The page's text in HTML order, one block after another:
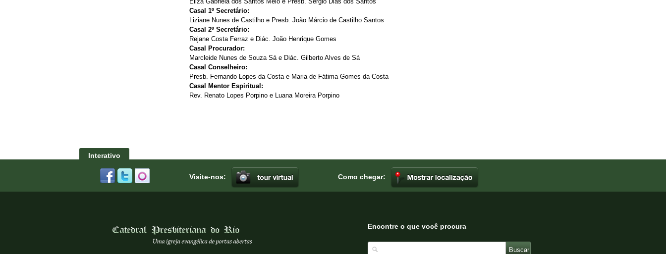
Casal 1º Secretário:
Liziane Nunes de Castilho e Presb. João Márcio de Castilho Santos
Casal 2º Secretário:
Rejane Costa Ferraz e Diác. João Henrique Gomes
Casal Procurador:
Marcleide Nunes de Souza Sá e Diác. Gilberto Alves de Sá
Casal Conselheiro:
Presb. Fernando Lopes da Costa e Maria de Fátima Gomes da Costa
Casal Mentor Espiritual:
Rev. Renato Lopes Porpino e Luana Moreira Porpino
Interativo
Visite-nos: Como chegar:
Encontre o que você procura